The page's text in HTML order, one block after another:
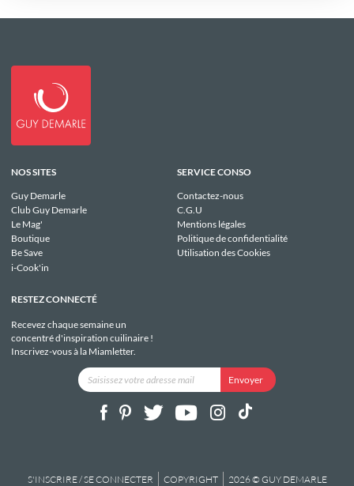
NOS SITES
Guy Demarle
Club Guy Demarle
Le Mag'
Boutique
Be Save
i-Cook'in
SERVICE CONSO
Contactez-nous
C.G.U
Mentions légales
Politique de confidentialité
Utilisation des Cookies
RESTEZ CONNECTÉ
Recevez chaque semaine un
concentré d'inspiration cuilinaire !
Inscrivez-vous à la Miamletter.
S'INSCRIRE / SE CONNECTER COPYRIGHT 2026 © GUY DEMARLE